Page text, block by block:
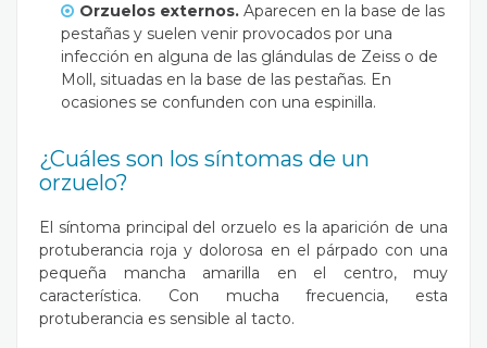
Orzuelos externos. Aparecen en la base de las
pestañas y suelen venir provocados por una
infección en alguna de las glándulas de Zeiss o de
Moll, situadas en la base de las pestañas. En
ocasiones se confunden con una espinilla.
¿Cuáles son los síntomas de un
orzuelo?
El síntoma principal del orzuelo es la aparición de una
protuberancia roja y dolorosa en el párpado con una
pequeña mancha amarilla en el centro, muy
característica. Con mucha frecuencia, esta
protuberancia es sensible al tacto.